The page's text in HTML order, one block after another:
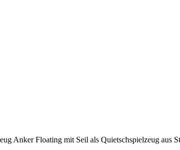
Anker Floating mit Seil als Quietschspielzeug aus